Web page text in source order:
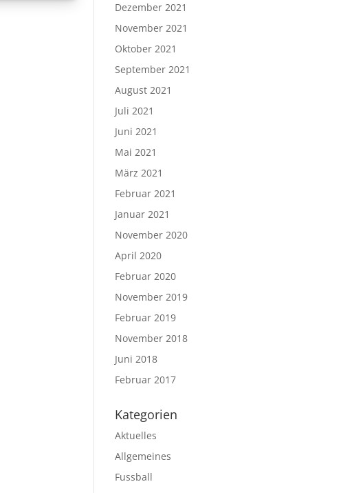
Dezember 2021
November 2021
Oktober 2021
September 2021
August 2021
Juli 2021
Juni 2021
Mai 2021
März 2021
Februar 2021
Januar 2021
November 2020
April 2020
Februar 2020
November 2019
Februar 2019
November 2018
Juni 2018
Februar 2017
Kategorien
Aktuelles
Allgemeines
Fussball